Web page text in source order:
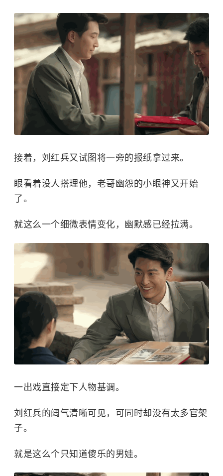
接着，刘红兵又试图将一旁的报纸拿过来。
眼看着没人搭理他，老哥幽怨的小眼神又开始
了。
就这么一个细微表情变化，幽默感已经拉满。
一出戏直接定下人物基调。
刘红兵的阔气清晰可见，可同时却没有太多官架
子。
就是这么个只知道傻乐的男娃。